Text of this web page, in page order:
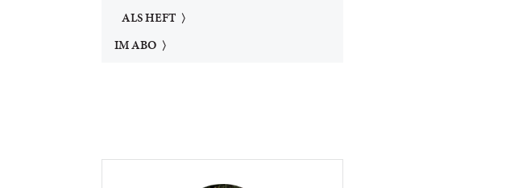
ALS HEFT
IM ABO